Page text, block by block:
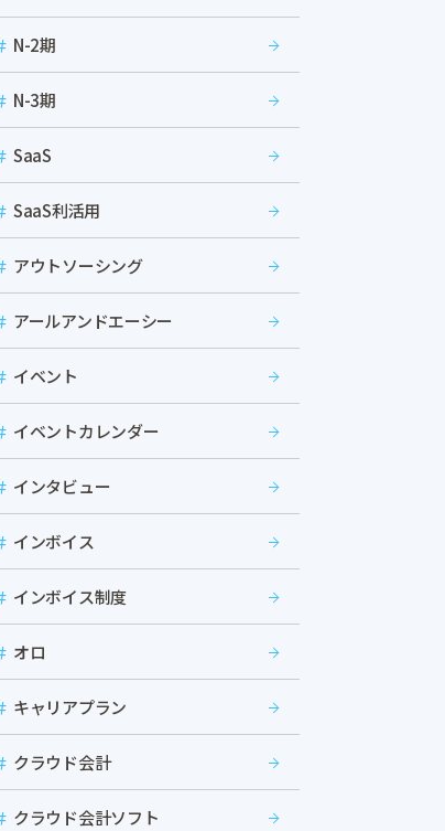
N-2期
N-3期
SaaS
SaaS利活用
アウトソーシング
アールアンドエーシー
イベント
イベントカレンダー
インタビュー
インボイス
インボイス制度
オロ
キャリアプラン
クラウド会計
クラウド会計ソフト